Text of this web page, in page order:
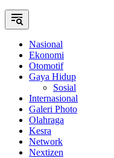
Nasional
Ekonomi
Otomotif
Gaya Hidup
Sosial
Internasional
Galeri Photo
Olahraga
Kesra
Network
Nextizen